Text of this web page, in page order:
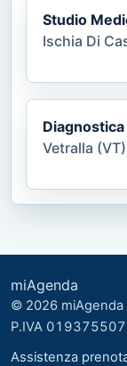
Studio
Ischia Di
Diagnostica
Vetralla
miAgenda
© 2026 miAgenda
P.IVA
Assistenza